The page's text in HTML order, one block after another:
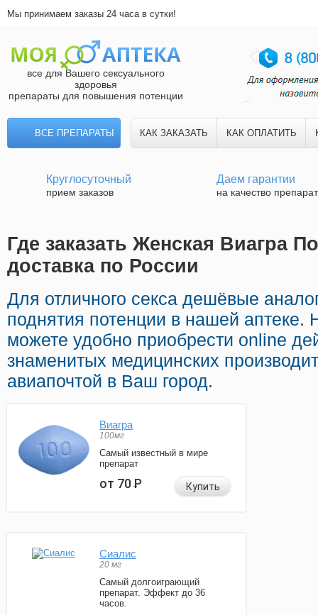
Мы принимаем заказы 24 часа в сутки!
все для Вашего сексуального
здоровья
препараты для повышения потенции
ВСЕ ПРЕПАРАТЫ КАК ЗАКАЗАТЬ КАК ОПЛАТИТЬ
Круглосуточный
прием заказов
Даем гарантии
на качество
Где заказать Женская Виагра
доставка по России
Для отличного секса дешёвые
поднятия потенции в нашей
можете удобно приобрести online
знаменитых медицинских
авиапочтой в Ваш город.
Виагра
100мг
Самый известный в мире
препарат
от 70Р Купить
Сиалис
20 мг
Самый долгоиграющий
препарат. Эффект до 36
часов.